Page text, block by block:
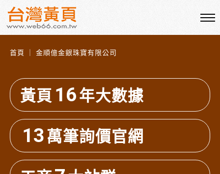
首頁 ｜ 金順億金銀珠寶有限公司
黃頁 16年大數據
13萬筆詢價官網